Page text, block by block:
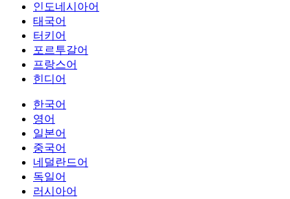
인도네시아어
태국어
터키어
포르투갈어
프랑스어
힌디어
한국어
영어
일본어
중국어
네덜란드어
독일어
러시아어